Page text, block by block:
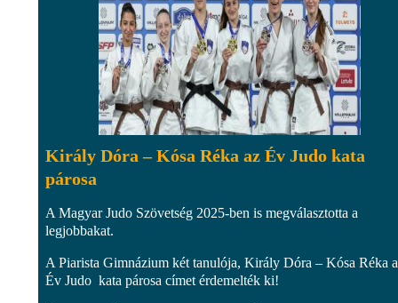
Király Dóra – Kósa Réka az Év Judo kata
párosa
A Magyar Judo Szövetség 2025-ben is megválasztotta a
legjobbakat.
A Piarista Gimnázium két tanulója, Király Dóra – Kósa Réka
Év Judo kata párosa címet érdemelték ki!